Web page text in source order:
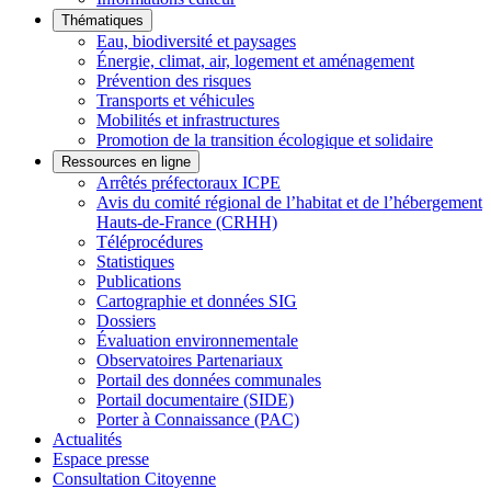
Thématiques
Eau, biodiversité et paysages
Énergie, climat, air, logement et aménagement
Prévention des risques
Transports et véhicules
Mobilités et infrastructures
Promotion de la transition écologique et solidaire
Ressources en ligne
Arrêtés préfectoraux ICPE
Avis du comité régional de l’habitat et de l’hébergement
Hauts-de-France (CRHH)
Téléprocédures
Statistiques
Publications
Cartographie et données SIG
Dossiers
Évaluation environnementale
Observatoires Partenariaux
Portail des données communales
Portail documentaire (SIDE)
Porter à Connaissance (PAC)
Actualités
Espace presse
Consultation Citoyenne